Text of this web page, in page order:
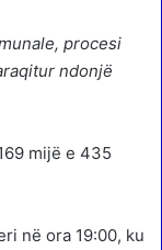
procesi
ndonjë
mijë e 435
në ora 19:00, ku